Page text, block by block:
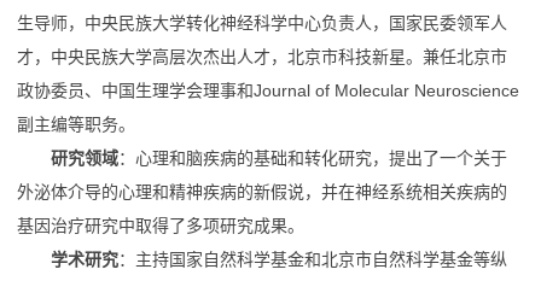
生导师，中央民族大学转化神经科学中心负责人，国家民委领军人
才，中央民族大学高层次杰出人才，北京市科技新星。兼任北京市
政协委员、中国生理学会理事和Journal of Molecular Neuroscience
副主编等职务。
研究领域：心理和脑疾病的基础和转化研究，提出了一个关于
外泌体介导的心理和精神疾病的新假说，并在神经系统相关疾病的
基因治疗研究中取得了多项研究成果。
学术研究：主持国家自然科学基金和北京市自然科学基金等纵